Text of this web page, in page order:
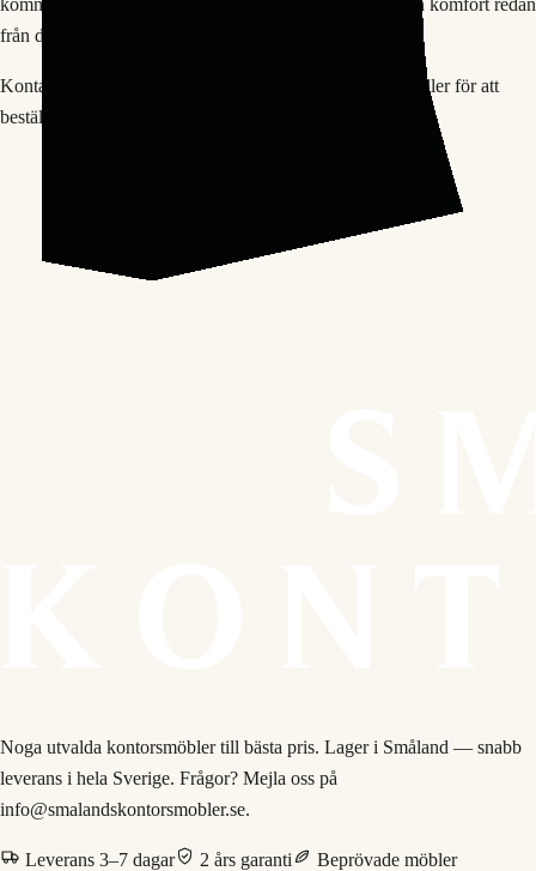
kommer du att märka skillnaden i både produktivitet och komfort redan
från dag ett.
Kontakta Smålands kontorsmöbler för mer information eller för att
beställa din nya bordslamp!
Noga utvalda kontorsmöbler till bästa pris. Lager i Småland — snabb
leverans i hela Sverige. Frågor? Mejla oss på
info@smalandskontorsmobler.se.
Leverans 3–7 dagar 2 års garanti
Beprövade möbler